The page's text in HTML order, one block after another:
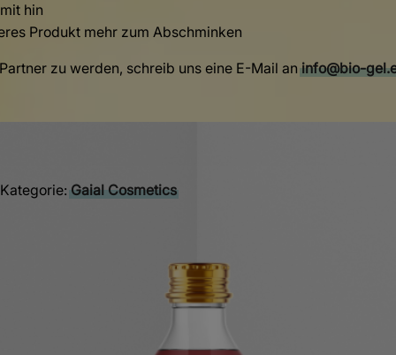
hin
Produkt mehr zum Abschminken
zu werden, schreib uns eine E-Mail aninfo@bio-
Kategorie:Gaial Cosmetics
Beschreibung